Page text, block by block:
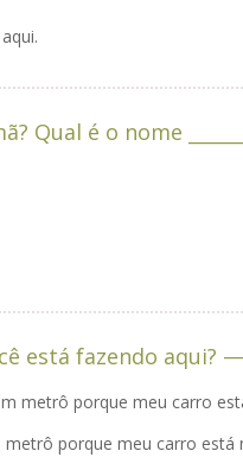
Qual é o nome
5.
metrô porque meu carro
metrô porque meu carro está